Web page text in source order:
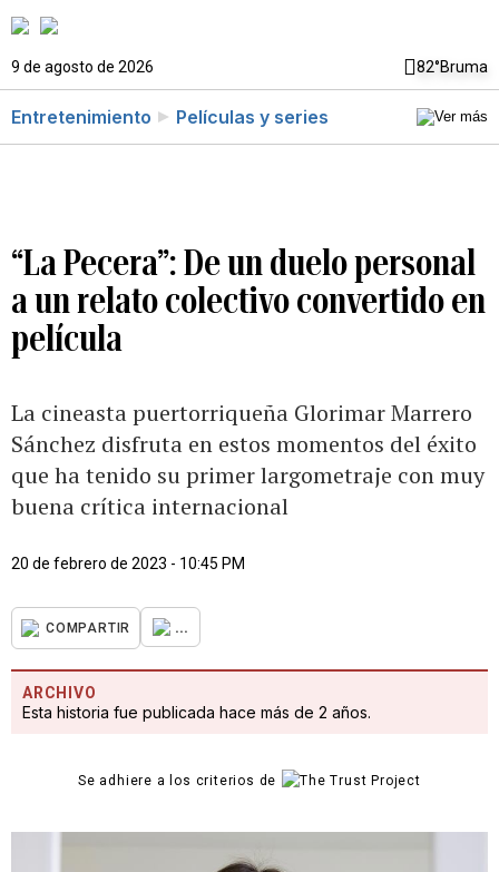
9 de agosto de 2026 82°Bruma
Entretenimiento Películas y series
“La Pecera”: De un duelo personal
a un relato colectivo convertido en
película
La cineasta puertorriqueña Glorimar Marrero
Sánchez disfruta en estos momentos del éxito
que ha tenido su primer largometraje con muy
buena crítica internacional
20 de febrero de 2023 - 10:45 PM
COMPARTIR ...
ARCHIVO
Esta historia fue publicada hace más de 2 años.
Se adhiere a los criterios de